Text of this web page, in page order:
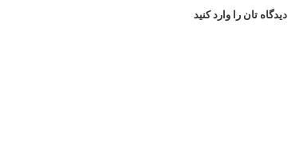
دیدگاه تان را وارد کنید